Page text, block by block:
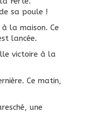
sa poule !
la maison. Ce
lancée.
victoire à la
Ce matin,
une